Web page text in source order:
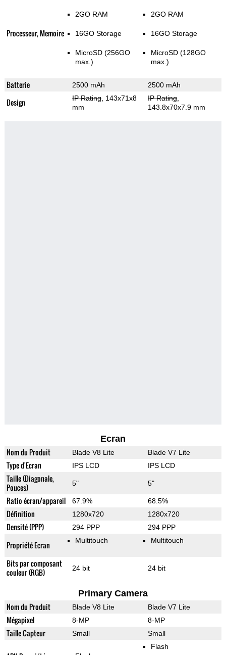
Processeur, Memoire
2GO RAM
16GO Storage
MicroSD (256GO
max.)
2GO RAM
16GO Storage
MicroSD (128GO
max.)
Batterie 2500 mAh 2500 mAh
Design IP Rating, 143x71x8
mm
IP Rating,
143.8x70x7.9 mm
Ecran
Nom du Produit Blade V8 Lite Blade V7 Lite
Type d'Ecran IPS LCD IPS LCD
Taille (Diagonale,
Pouces)
5" 5"
Ratio écran/appareil 67.9% 68.5%
Définition 1280x720 1280x720
Densité (PPP) 294 PPP 294 PPP
Propriété Ecran Multitouch Multitouch
Bits par composant
couleur (RGB)
24 bit 24 bit
Primary Camera
Nom du Produit Blade V8 Lite Blade V7 Lite
Mégapixel 8-MP 8-MP
Taille Capteur Small Small
Flash